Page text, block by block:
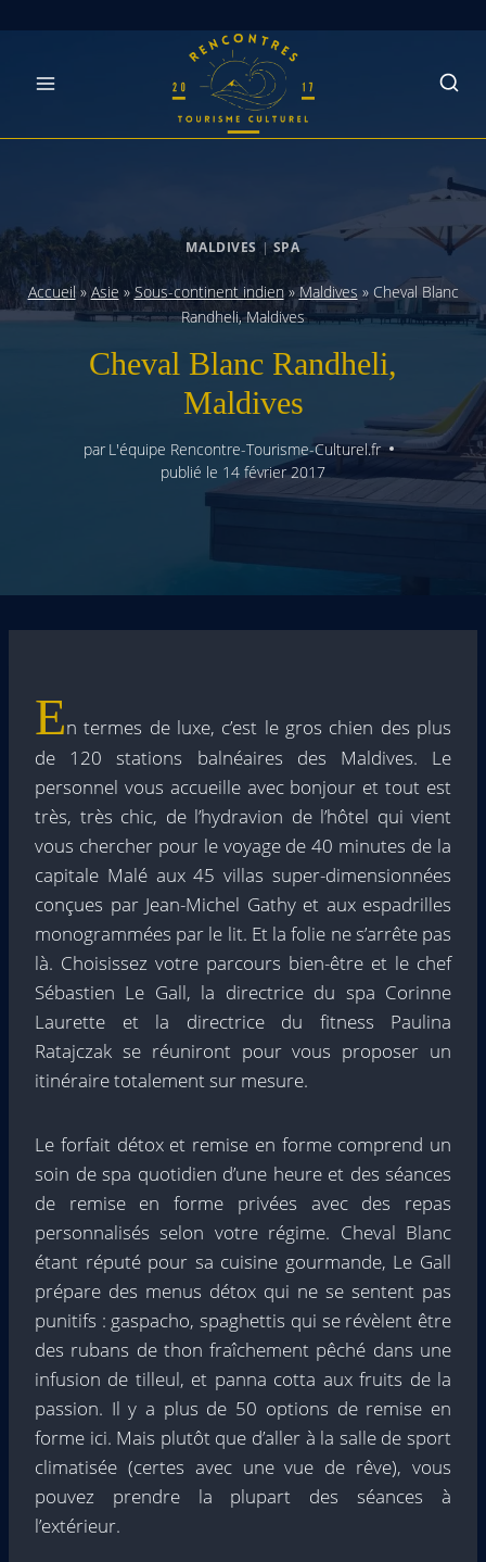
MALDIVES |SPA
Accueil »Asie »Sous-continent indien» Maldives » Cheval Blanc
Randheli, Maldives
Cheval Blanc Randheli,
Maldives
par L'équipe Rencontre-Tourisme-Culturel.fr
publié le 14 février 2017
En termes de luxe, c’est le gros chien des plus
de 120 stations balnéaires des Maldives. Le
personnel vous accueille avec bonjour et tout est
très, très chic, de l’hydravion de l’hôtel qui vient
vous chercher pour le voyage de 40 minutes de la
capitale Malé aux 45 villas super-dimensionnées
conçues par Jean-Michel Gathy et aux espadrilles
monogrammées par le lit. Et la folie ne s’arrête pas
là. Choisissez votre parcours bien-être et le chef
Sébastien Le Gall, la directrice du spa Corinne
Laurette et la directrice du fitness Paulina
Ratajczak se réuniront pour vous proposer un
itinéraire totalement sur mesure.
Le forfait détox et remise en forme comprend un
soin de spa quotidien d’une heure et des séances
de remise en forme privées avec des repas
personnalisés selon votre régime. Cheval Blanc
étant réputé pour sa cuisine gourmande, Le Gall
prépare des menus détox qui ne se sentent pas
punitifs : gaspacho, spaghettis qui se révèlent être
des rubans de thon fraîchement pêché dans une
infusion de tilleul, et panna cotta aux fruits de la
passion. Il y a plus de 50 options de remise en
forme ici. Mais plutôt que d’aller à la salle de sport
climatisée (certes avec une vue de rêve), vous
pouvez prendre la plupart des séances à
l’extérieur.